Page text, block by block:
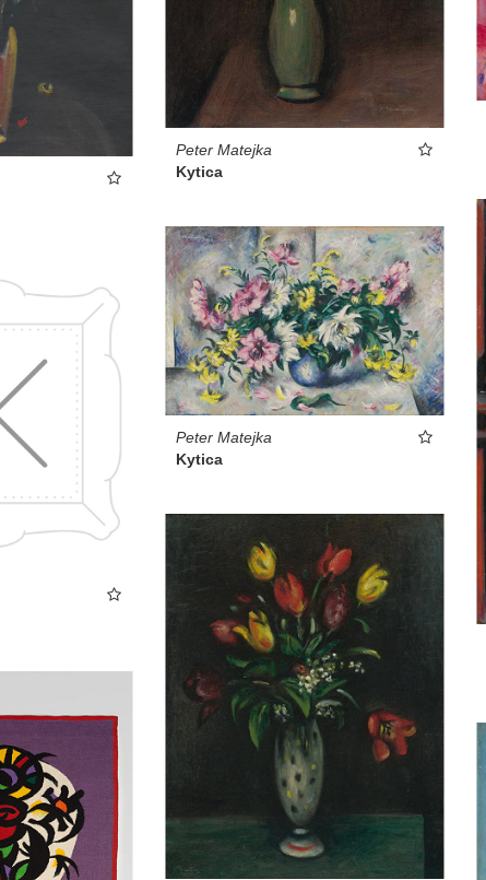
Peter Matejka
Kytica
Peter Matejka
Kytica